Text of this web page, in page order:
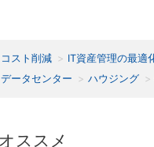
コスト削減
IT資産管理の最適
データセンター ハウジング